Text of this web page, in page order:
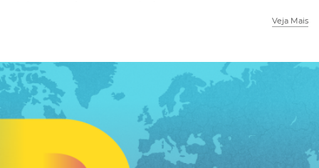
Veja Mais